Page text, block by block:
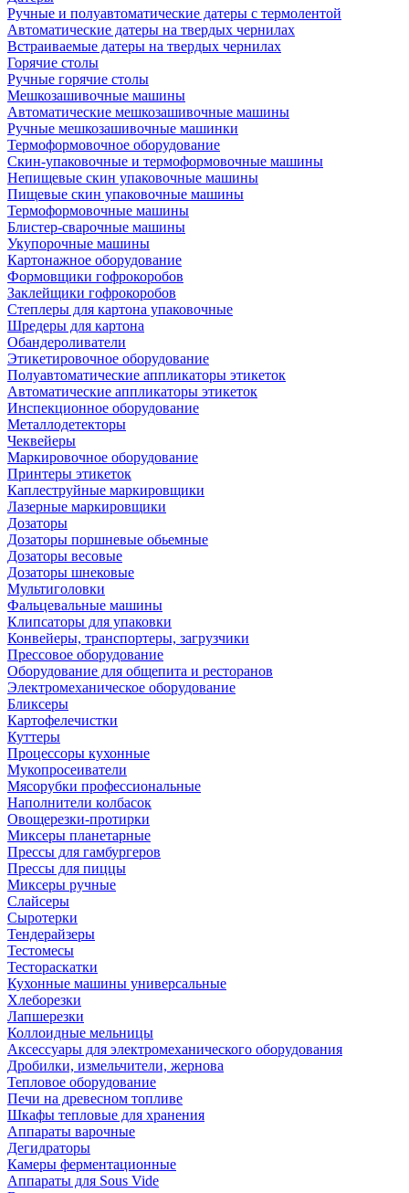
Ручные и полуавтоматические датеры с термолентой
Автоматические датеры на твердых чернилах
Встраиваемые датеры на твердых чернилах
Горячие столы
Ручные горячие столы
Мешкозашивочные машины
Автоматические мешкозашивочные машины
Ручные мешкозашивочные машинки
Термоформовочное оборудование
Скин-упаковочные и термоформовочные машины
Непищевые скин упаковочные машины
Пищевые скин упаковочные машины
Термоформовочные машины
Блистер-сварочные машины
Укупорочные машины
Картонажное оборудование
Формовщики гофрокоробов
Заклейщики гофрокоробов
Степлеры для картона упаковочные
Шредеры для картона
Обандероливатели
Этикетировочное оборудование
Полуавтоматические аппликаторы этикеток
Автоматические аппликаторы этикеток
Инспекционное оборудование
Металлодетекторы
Чеквейеры
Маркировочное оборудование
Принтеры этикеток
Каплеструйные маркировщики
Лазерные маркировщики
Дозаторы
Дозаторы поршневые обьемные
Дозаторы весовые
Дозаторы шнековые
Мультиголовки
Фальцевальные машины
Клипсаторы для упаковки
Конвейеры, транспортеры, загрузчики
Прессовое оборудование
Оборудование для общепита и ресторанов
Электромеханическое оборудование
Бликсеры
Картофелечистки
Куттеры
Процессоры кухонные
Мукопросеиватели
Мясорубки профессиональные
Наполнители колбасок
Овощерезки-протирки
Миксеры планетарные
Прессы для гамбургеров
Прессы для пиццы
Миксеры ручные
Слайсеры
Сыротерки
Тендерайзеры
Тестомесы
Тестораскатки
Кухонные машины универсальные
Хлеборезки
Лапшерезки
Коллоидные мельницы
Аксессуары для электромеханического оборудования
Дробилки, измельчители, жернова
Тепловое оборудование
Печи на древесном топливе
Шкафы тепловые для хранения
Аппараты варочные
Дегидраторы
Камеры ферментационные
Аппараты для Sous Vide